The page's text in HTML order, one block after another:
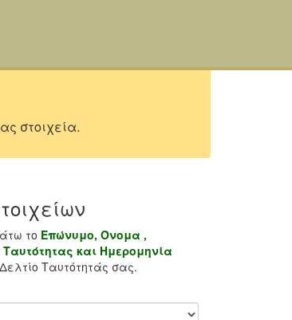
στοιχεία.
το Επώνυμο, Όνομα ,
και Ημερομηνία
Ταυτότητάς σας.